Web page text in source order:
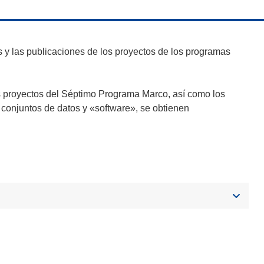
las publicaciones de los proyectos de los programas
del Séptimo Programa Marco, así como los
de datos y «software», se obtienen